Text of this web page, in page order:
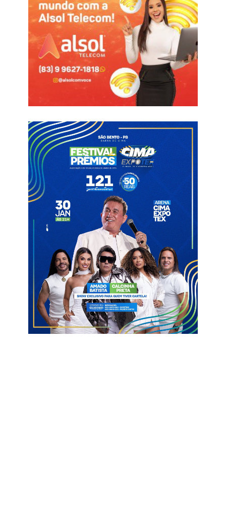
está em uma das motos da ROTAM, sacando a arma e
atirando no cão de rua que corre ao lado da moto.
Conforme relatos, o mesmo policial militar já havia feito
ameaças a uma senhora que põe comida e água para o animal.
Ele teria dito que se o cachorro o perseguisse na moto mais
uma vez, ele tomaria as providências.
O cachorro foi atingido pelo disparo em uma das patas e logo
após saiu correndo em busca de abrigo. Diante do flagrante, o
caso está caracterizado como crime de maus-tratos e pode
gerar punição ao policial envolvido no caso.
Até o momento, não houve um posicionamento da parte do
Comando da Polícia Militar do Estado da Paraíba.
Informações com Polêmica Patos